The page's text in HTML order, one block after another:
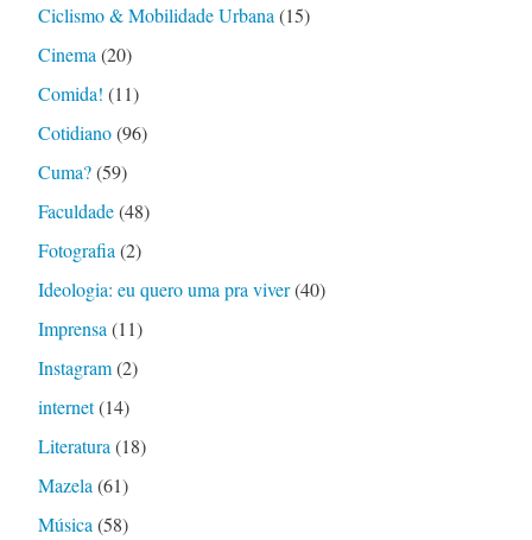
Ciclismo & Mobilidade Urbana (15)
Cinema (20)
Comida! (11)
Cotidiano(96)
Cuma?(59)
Faculdade(48)
Fotografia (2)
Ideologia: eu quero uma pra viver(40)
Imprensa (11)
Instagram(2)
internet(14)
Literatura (18)
Mazela (61)
Música (58)